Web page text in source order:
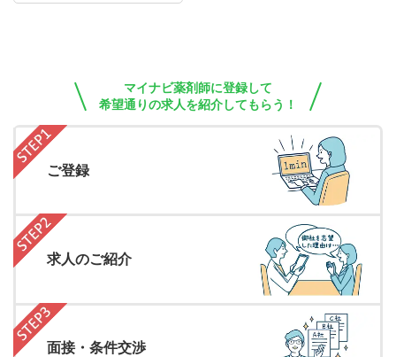
マイナビ薬剤師に登録して
希望通りの求人を紹介してもらう！
ご登録
求人のご紹介
面接・条件交渉